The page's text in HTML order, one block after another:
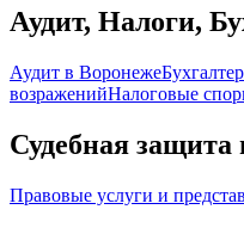
Аудит, Налоги,
Аудит в Воронеже
возраженийНалоговые
Судебная защита
Правовые услуги и